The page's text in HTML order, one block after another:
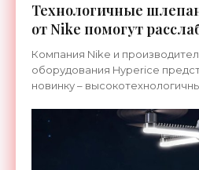
Технологичные
от Nike помогут
ноги после
Компания Nike и
оборудования Hyperice
новинку –